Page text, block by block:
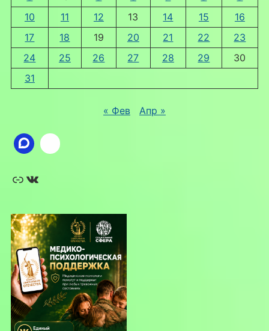
10
11 12 13 14 15
16
17
18 19 20 21 22
23
24
25 26 27 28 29
30
31
« Фев Апр »
Ссылка